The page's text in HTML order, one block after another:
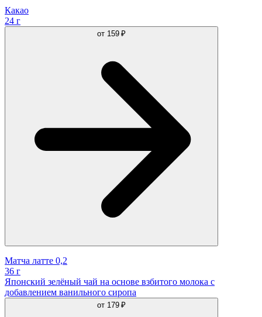
Какао
24 г
от 159 ₽
Матча латте 0,2
36 г
Японский зелёный чай на основе взбитого молока с
добавлением ванильного сиропа
от 179 ₽